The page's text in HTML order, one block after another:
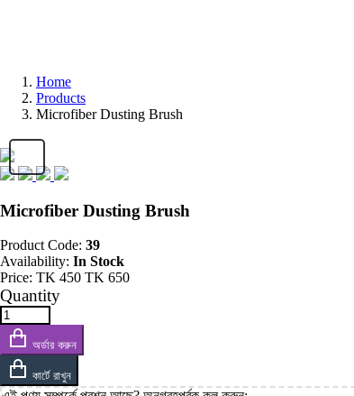
Home
Products
Microfiber Dusting Brush
Microfiber Dusting Brush
Product Code: 39
Availability: In Stock
Price: TK 450 TK 650
Quantity
অর্ডার করুন
কার্টে রাখুন